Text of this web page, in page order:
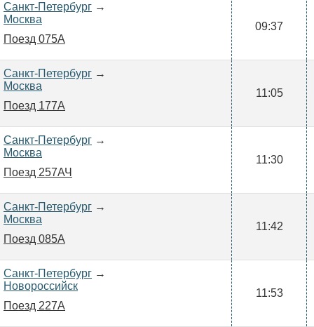
Санкт-Петербург →
Москва
Поезд 075А
09:37
Санкт-Петербург →
Москва
Поезд 177А
11:05
Санкт-Петербург →
Москва
Поезд 257АЧ
11:30
Санкт-Петербург →
Москва
Поезд 085А
11:42
Санкт-Петербург →
Новороссийск
Поезд 227А
11:53